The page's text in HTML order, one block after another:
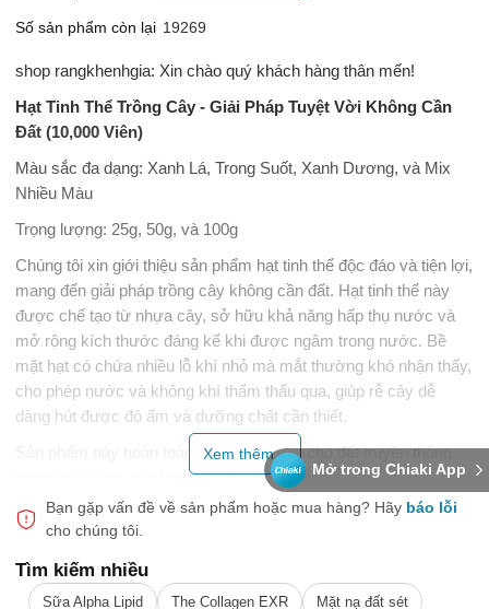
Mở trong Chiaki App
Số sản phẩm còn lại 19269
shop rangkhenhgia: Xin chào quý khách hàng thân mến!
Hạt Tinh Thể Trồng Cây - Giải Pháp Tuyệt Vời Không Cần
Đất (10,000 Viên)
Màu sắc đa dạng: Xanh Lá, Trong Suốt, Xanh Dương, và Mix
Nhiều Màu
Trọng lượng: 25g, 50g, và 100g
Chúng tôi xin giới thiệu sản phẩm hạt tinh thể độc đáo và tiện lợi,
mang đến giải pháp trồng cây không cần đất. Hạt tinh thể này
được chế tạo từ nhựa cây, sở hữu khả năng hấp thụ nước và
mở rộng kích thước đáng kể khi được ngâm trong nước. Bề
mặt hạt có chứa nhiều lỗ khí nhỏ mà mắt thường khó nhận thấy,
cho phép nước và không khí thẩm thấu qua, giúp rễ cây dễ
dàng hút được độ ẩm và dưỡng chất cần thiết.
Sản phẩm này hoàn toàn có thể thay thế cho đất truyền thống
trong việc trồng các loại cây ưa nước, hoa và thậm chí là trong
các bình hoa trang trí. Không chỉ nhẹ nhàng, sạch sẽ mà sản
phẩm còn giúp bạn tiết kiệm thời gian vì không cần tưới nước
lại do mất nước, nhưng bạn chỉ cần ngâm lại hạt vào nước và
chúng sẽ nở trở lại, mang lại sự tiện lợi tối đa cho người sử
Xem thêm...
Bạn gặp vấn đề về sản phẩm hoặc mua hàng? Hãy báo lỗi
cho chúng tôi.
Tìm kiếm nhiều
Sữa Alpha Lipid The Collagen EXR Mặt nạ đất sét